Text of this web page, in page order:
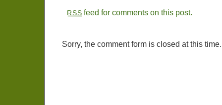
RSS feed for comments on this post.
Sorry, the comment form is closed at this time.